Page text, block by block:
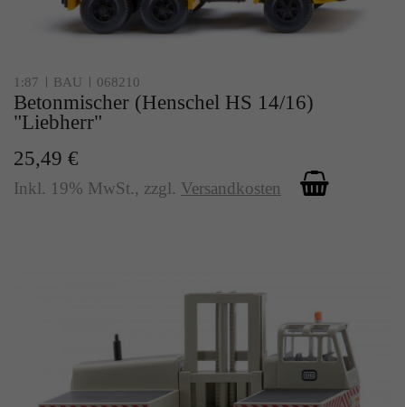
1:87 BAU 068210
Betonmischer (Henschel HS 14/16)
"Liebherr"
25,49 €
Inkl. 19% MwSt., zzgl. Versandkosten